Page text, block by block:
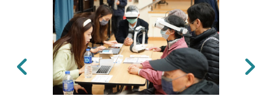
上一張 下一張